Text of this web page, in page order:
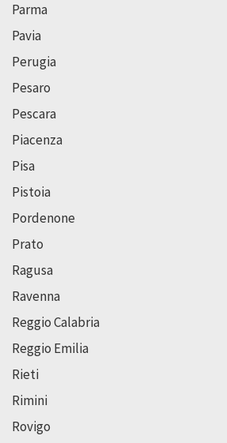
Parma
Pavia
Perugia
Pesaro
Pescara
Piacenza
Pisa
Pistoia
Pordenone
Prato
Ragusa
Ravenna
Reggio Calabria
Reggio Emilia
Rieti
Rimini
Rovigo